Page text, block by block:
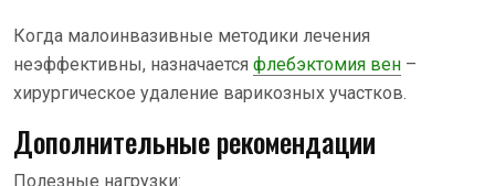
Когда малоинвазивные методики лечения
неэффективны, назначается флебэктомия вен –
хирургическое удаление варикозных участков.
Дополнительные рекомендации
Полезные нагрузки: